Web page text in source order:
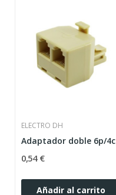
ELECTRO DH
Adaptador doble 6p/4c
0,54 €
Añadir al carrito